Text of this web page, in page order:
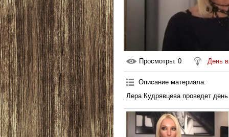
Просмотры: 0 День
Описание материала:
Лера Кудрявцева проведет